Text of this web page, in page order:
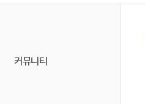
커뮤니티